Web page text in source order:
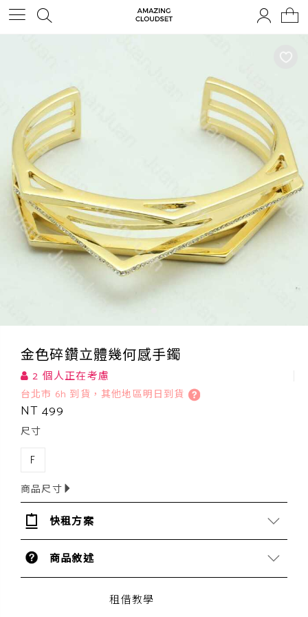
金色碎鑽立體幾何感手鐲
2 個人正在考慮
台北市 6h 到貨，其他地區明日到貨
NT 499
尺寸
F
商品尺寸
快租方案
商品敘述
租借教學